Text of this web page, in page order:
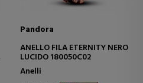
Pandora
ANELLO FILA ETERNITY NERO
LUCIDO 180050C02
Anelli